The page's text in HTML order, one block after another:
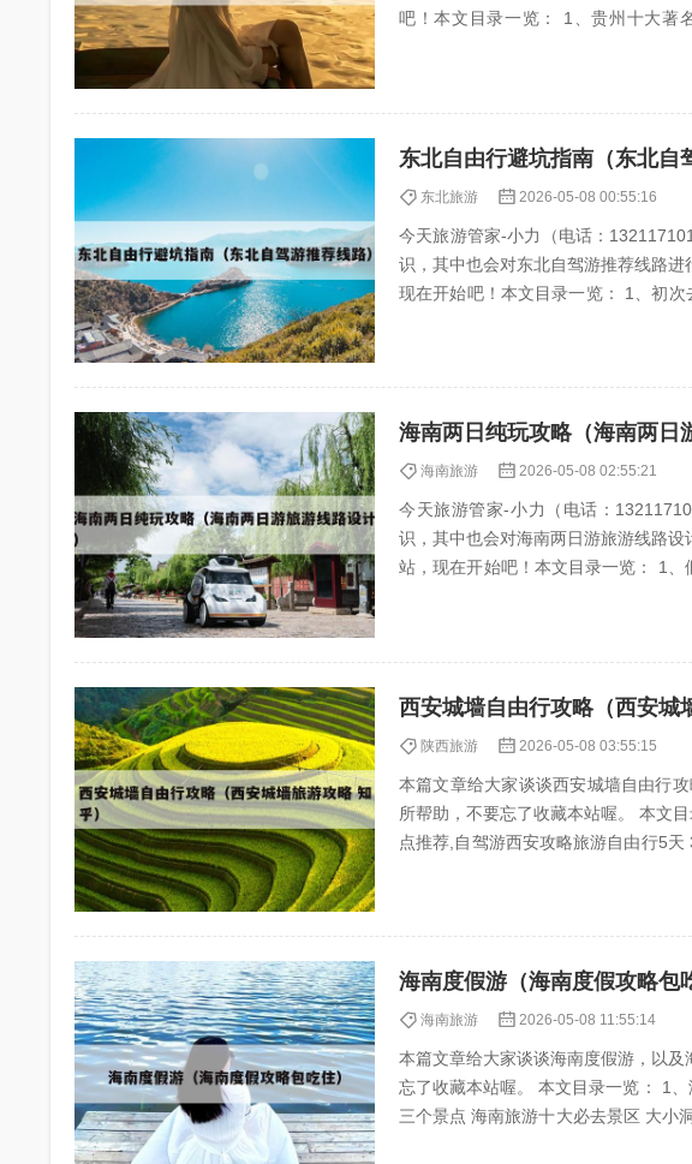
吧！本文目录一览： 1、贵州十大著名度假村 2、贵州10月适合旅游的地方 3、
东北自由行避坑指南（东北自
东北旅游 2026-05-08 00:55:16
今天旅游管家-小力（电话：
识，其中也会对东北自驾游推荐线路进
现在开始吧！本文目录一览： 1、初次去抚远游玩,有
海南两日纯玩攻略（海南两日
海南旅游 2026-05-08 02:55:21
今天旅游管家-小力（电话：
识，其中也会对海南两日游旅游线路
站，现在开始吧！本文目录一览： 1、假期去三亚游玩的攻略 2
西安城墙自由行攻略（西安城
陕西旅游 2026-05-08 03:55:15
本篇文章给大家谈谈西安城墙自由行
所帮助，不要忘了收藏本站喔。 本文目录一览： 1
点推荐,自驾游西安攻略旅游自由行5天 3、去西安自由行旅游攻略 西安自由行攻略最详细 1、Day 1：
海南度假游（海南度假攻略包
海南旅游 2026-05-08 11:55:14
本篇文章给大家谈谈海南度假游，以
忘了收藏本站喔。 本文目录一览： 1、海南旅游十大必去景区 2
三个景点 海南旅游十大必去景区 大小洞天：位于三亚市以西40公里，始创于南宋，是海南省历史最悠